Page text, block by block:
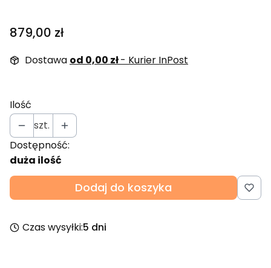
Cena
879,00 zł
Dostawa od 0,00 zł- Kurier InPost
Ilość
szt.
Dostępność:
duża ilość
Dodaj do koszyka
Czas wysyłki:5 dni